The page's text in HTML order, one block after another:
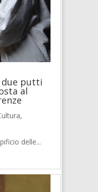
due putti
al
,
delle...